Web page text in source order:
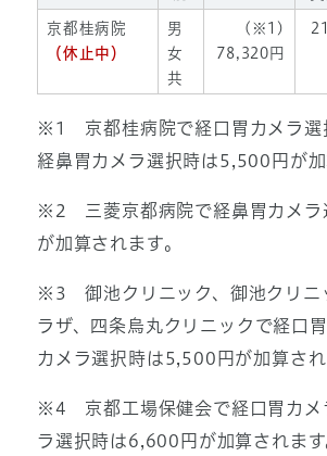
京都桂病院
（休止中）
男
女
共
(※1)
78,320円
※1 京都桂病院で経口胃カメラ選
経鼻胃カメラ選択時は5,500円が加
※2 三菱京都病院で経鼻胃カメラ
が加算されます。
※3 御池クリニック、御池クリニ
ラザ、四条烏丸クリニックで経口
カメラ選択時は5,500円が加算され
※4 京都工場保健会で経口胃カメ
ラ選択時は6,600円が加算されます